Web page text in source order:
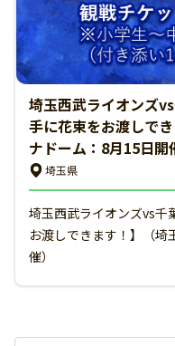
埼玉西武ライオンズ
手に花束をお渡しで
ナドーム：8月15日開
埼玉県
埼玉西武ライオンズvs千
お渡しできます！】（
催）